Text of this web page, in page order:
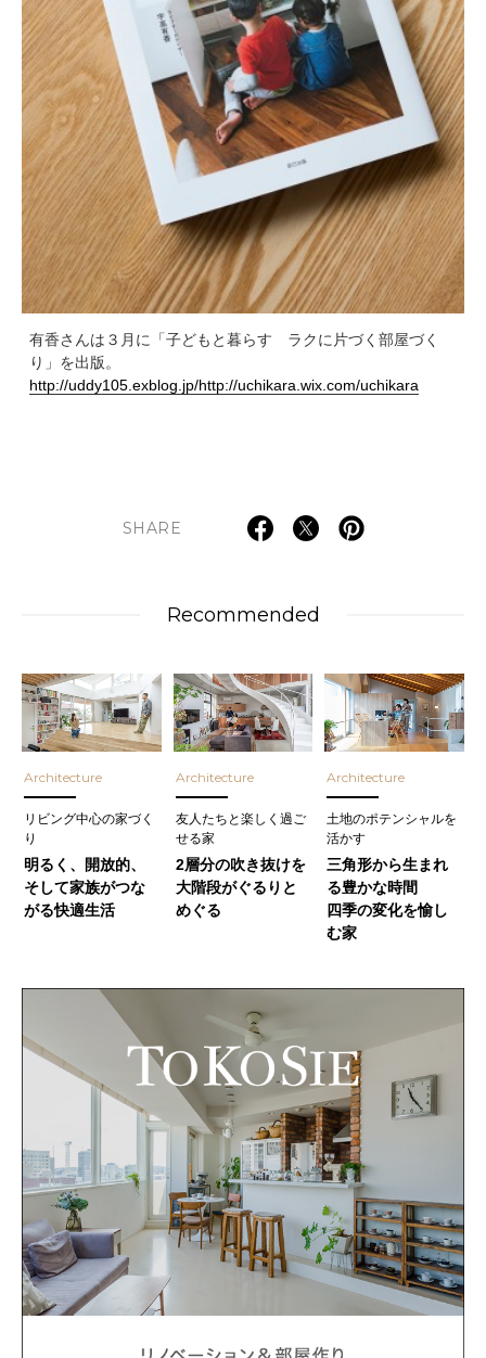
有香さんは３月に「子どもと暮らす ラクに片づく部屋づく
り」を出版。
http://uddy105.exblog.jp/http://uchikara.wix.com/uchikara
SHARE
Recommended
Architecture
リビング中心の家づく
り
明るく、開放的、
そして家族がつな
がる快適生活
Architecture
友人たちと楽しく過ご
せる家
2層分の吹き抜けを
大階段がぐるりと
めぐる
Architecture
土地のポテンシャルを
活かす
三角形から生まれ
る豊かな時間
四季の変化を愉し
む家